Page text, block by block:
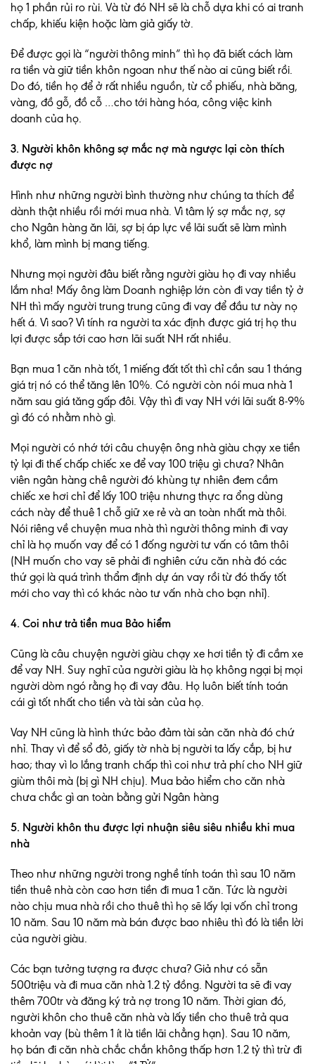
họ 1 phần rủi ro rùi. Và từ đó NH sẽ là chỗ dựa khi có ai tranh
chấp, khiếu kiện hoặc làm giả giấy tờ.
Để được gọi là “người thông minh” thì họ đã biết cách làm
ra tiền và giữ tiền khôn ngoan như thế nào ai cũng biết rồi.
Do đó, tiền họ để ở rất nhiều nguồn, từ cổ phiếu, nhà băng,
vàng, đồ gỗ, đồ cỗ …cho tới hàng hóa, công việc kinh
doanh của họ.
3. Người khôn không sợ mắc nợ mà ngược lại còn thích
được nợ
Hình như những người bình thường như chúng ta thích để
dành thật nhiều rồi mới mua nhà. Vì tâm lý sợ mắc nợ, sợ
cho Ngân hàng ăn lãi, sợ bị áp lực về lãi suất sẽ làm mình
khổ, làm mình bị mang tiếng.
Nhưng mọi người đâu biết rằng người giàu họ đi vay nhiều
lắm nha! Mấy ông làm Doanh nghiệp lớn còn đi vay tiền tỷ ở
NH thì mấy người trung trung cũng đi vay để đầu tư này nọ
hết á. Vì sao? Vì tính ra người ta xác định được giá trị họ thu
lợi được sắp tới cao hơn lãi suất NH rất nhiều.
Bạn mua 1 căn nhà tốt, 1 miếng đất tốt thì chỉ cần sau 1 tháng
giá trị nó có thể tăng lên 10%. Có người còn nói mua nhà 1
năm sau giá tăng gấp đôi. Vậy thì đi vay NH với lãi suất 8-9%
gì đó có nhằm nhò gì.
Mọi người có nhớ tới câu chuyện ông nhà giàu chạy xe tiền
tỷ lại đi thế chấp chiếc xe để vay 100 triệu gì chưa? Nhân
viên ngân hàng chê người đó khùng tự nhiên đem cầm
chiếc xe hơi chỉ để lấy 100 triệu nhưng thực ra ổng dùng
cách này để thuê 1 chỗ giữ xe rẻ và an toàn nhất mà thôi.
Nói riêng về chuyện mua nhà thì người thông minh đi vay
chỉ là họ muốn vay để có 1 đống người tư vấn có tâm thôi
(NH muốn cho vay sẽ phải đi nghiên cứu căn nhà đó các
thứ gọi là quá trình thẩm định dự án vay rồi từ đó thấy tốt
mới cho vay thì có khác nào tư vấn nhà cho bạn nhỉ).
4. Coi như trả tiền mua Bảo hiểm
Cũng là câu chuyện người giàu chạy xe hơi tiền tỷ đi cầm xe
để vay NH. Suy nghĩ của người giàu là họ không ngại bị mọi
người dòm ngó rằng họ đi vay đâu. Họ luôn biết tính toán
cái gì tốt nhất cho tiền và tài sản của họ.
Vay NH cũng là hình thức bảo đảm tài sản căn nhà đó chứ
nhỉ. Thay vì để sổ đỏ, giấy tờ nhà bị người ta lấy cắp, bị hư
hao; thay vì lo lắng tranh chấp thì coi như trả phí cho NH giữ
giùm thôi mà (bị gì NH chịu). Mua bảo hiểm cho căn nhà
chưa chắc gì an toàn bằng gửi Ngân hàng
5. Người khôn thu được lợi nhuận siêu siêu nhiều khi mua
nhà
Theo như những người trong nghề tính toán thì sau 10 năm
tiền thuê nhà còn cao hơn tiền đi mua 1 căn. Tức là người
nào chịu mua nhà rồi cho thuê thì họ sẽ lấy lại vốn chỉ trong
10 năm. Sau 10 năm mà bán được bao nhiêu thì đó là tiền lời
của người giàu.
Các bạn tưởng tượng ra được chưa? Giả như có sẵn
500triệu và đi mua căn nhà 1.2 tỷ đồng. Người ta sẽ đi vay
thêm 700tr và đăng ký trả nợ trong 10 năm. Thời gian đó,
người khôn cho thuê căn nhà và lấy tiền cho thuê trả qua
khoản vay (bù thêm 1 ít là tiền lãi chẳng hạn). Sau 10 năm,
họ bán đi căn nhà chắc chắn không thấp hơn 1.2 tỷ thì trừ đi